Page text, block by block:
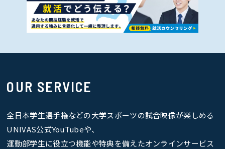
OUR SERVICE
全日本学生選手権などの大学スポーツの試合映像が楽しめる
UNIVAS公式YouTubeや、
運動部学生に役立つ機能や特典を備えたオンラインサービス